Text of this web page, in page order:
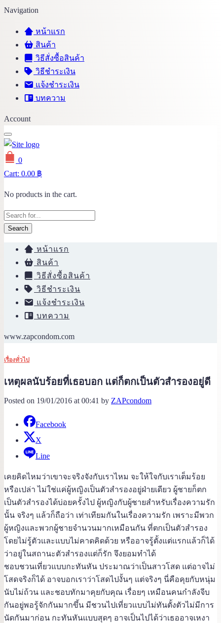
Navigation
หน้าแรก
สินค้า
วิธีสั่งซื้อสินค้า
วิธีชำระเงิน
แจ้งชำระเงิน
บทความ
Account
0
Cart: 0.00 ฿
No products in the cart.
Search
หน้าแรก
สินค้า
วิธีสั่งซื้อสินค้า
วิธีชำระเงิน
แจ้งชำระเงิน
บทความ
www.zapcondom.com
เรื่องทั่วไป
เหตุผลนับร้อยที่เธอบอก แต่ก็ตกเป็นตัวสำรองอยู่ดี
Posted on 19/01/2016 at 00:41 by ZAPcondom
Facebook
X
Line
เคยคิดไหมว่าเขาจะจริงจังกับเราไหม จะให้ใจกับเราเต็มร้อย
หรือเปล่า ไม่ใช่แค่ผู้หญิงเป็นตัวสำรองอยู่ฝ่ายเดียว ผู้ชายก็ตก
เป็นตัวสำรองได้บ่อยครั้งไป ผู้หญิงกับผู้ชายสำหรับเรื่องความรัก
นั้น จริงๆ แล้วก็ถือว่า เท่าเทียมกันในเรื่องความรัก เพราะมีพวก
ผู้หญิงและพวกผู้ชายจำนวนมากเหมือนกัน ที่ตกเป็นตัวสำรอง
โดยไม่รู้ตัวและแบบไม่คาดคิดด้วย หรืออาจรู้ตั้งแต่แรกแล้วก็ได้
ว่าอยู่ในสถานะตัวสำรองแต่ก็รัก จึงยอมทำได้
ชอบชวนเที่ยวแบบกะทันหัน ประมาณว่าเป็นสาวโสด แต่อาจไม่
โสดจริงก็ได้ อาจบอกเราว่าโสดไปงั้นๆ แต่จริงๆ นี่คือคุยกับหนุ่ม
นับไม่ถ้วน และชอบทักมาคุยกับคุณ เรื่อยๆ เหมือนคนกำลังจีบ
กันอยู่พอรู้จักกันมากขึ้น มีชวนไปเที่ยวแบบไม่ทันตั้งตัวไม่มีการ
นัดกันมาก่อน กะทันหันแบบสุดๆ อาจเป็นไปได้ว่าเธออาจเหงา